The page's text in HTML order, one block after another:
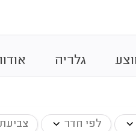
גלריה
לפי חדר